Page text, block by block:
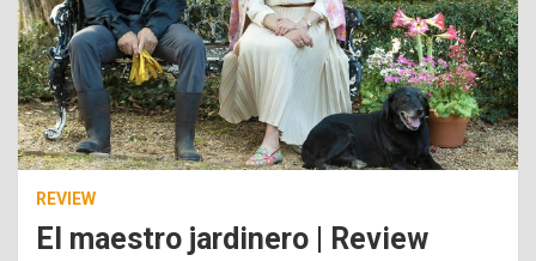
REVIEW
El maestro jardinero | Review